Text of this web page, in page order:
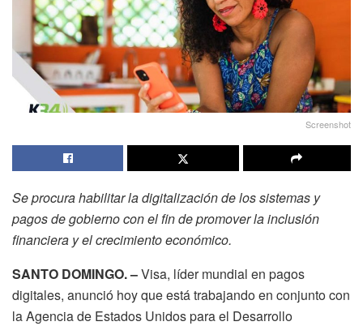
Screenshot
Se procura habilitar la digitalización de los sistemas y
pagos de gobierno con el fin de promover la inclusión
financiera y el crecimiento económico.
SANTO DOMINGO. –Visa, líder mundial en pagos
digitales, anunció hoy que está trabajando en conjunto con
la Agencia de Estados Unidos para el Desarrollo